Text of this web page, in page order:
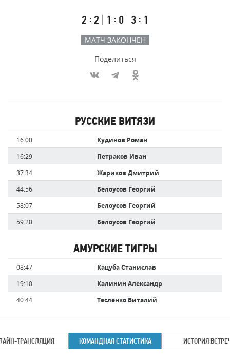
Первый
тайм
2 : 2
Второй
тайм
1 : 0
Третий
тайм
3 : 1
МАТЧ ЗАКОНЧЕН
Поделиться
забившие
голы
РУССКИЕ ВИТЯЗИ
Время Имя
игрока
16:00
Кудинов Роман
16:29
Петраков Иван
37:34
Жариков Дмитрий
44:56
Белоусов Георгий
58:07
Белоусов Георгий
59:20
Белоусов Георгий
АМУРСКИЕ ТИГРЫ
Время Имя
08:47
Кацуба Станислав
19:10
Калинин Александр
40:44
Тесленко Виталий
ТРАНСЛЯЦИЯ КОМАНДНАЯ СТАТИСТИКА ИСТОРИЯ